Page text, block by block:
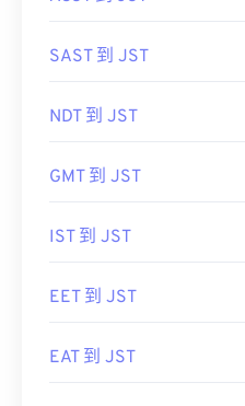
SAST 到 JST
NDT 到 JST
GMT 到 JST
IST 到 JST
EET 到 JST
EAT 到 JST